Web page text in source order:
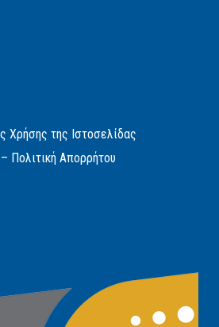
Χρήσης της Ιστοσελίδας
Πολιτική Απορρήτου